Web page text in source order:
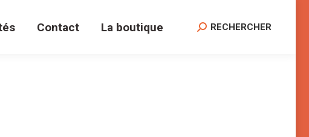
Contact La boutique Search:
RECHERCHER